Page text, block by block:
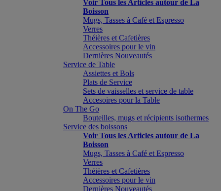
Voir Tous les Articles autour de La
Boisson
Mugs, Tasses à Café et Espresso
Verres
Théières et Cafetières
Accessoires pour le vin
Dernières Nouveautés
Service de Table
Assiettes et Bols
Plats de Service
Sets de vaisselles et service de table
Accesoires pour la Table
On The Go
Bouteilles, mugs et récipients isothermes
Service des boissons
Voir Tous les Articles autour de La
Boisson
Mugs, Tasses à Café et Espresso
Verres
Théières et Cafetières
Accessoires pour le vin
Dernières Nouveautés